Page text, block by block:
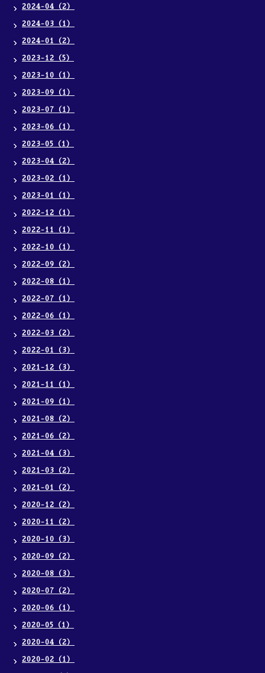
2024-04（2）
2024-03（1）
2024-01（2）
2023-12（5）
2023-10（1）
2023-09（1）
2023-07（1）
2023-06（1）
2023-05（1）
2023-04（2）
2023-02（1）
2023-01（1）
2022-12（1）
2022-11（1）
2022-10（1）
2022-09（2）
2022-08（1）
2022-07（1）
2022-06（1）
2022-03（2）
2022-01（3）
2021-12（3）
2021-11（1）
2021-09（1）
2021-08（2）
2021-06（2）
2021-04（3）
2021-03（2）
2021-01（2）
2020-12（2）
2020-11（2）
2020-10（3）
2020-09（2）
2020-08（3）
2020-07（2）
2020-06（1）
2020-05（1）
2020-04（2）
2020-02（1）